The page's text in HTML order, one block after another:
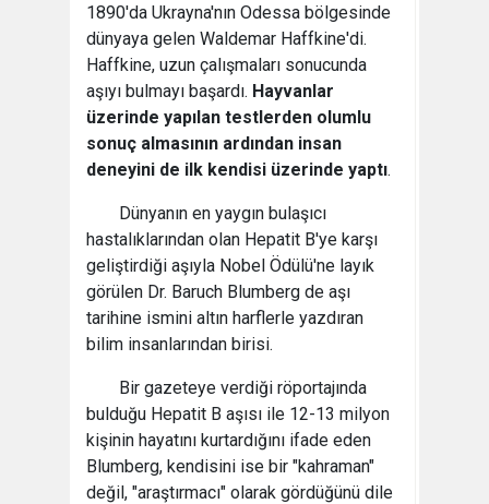
1890'da Ukrayna'nın Odessa bölgesinde
dünyaya gelen Waldemar Haffkine'di.
Haffkine, uzun çalışmaları sonucunda
aşıyı bulmayı başardı. Hayvanlar
üzerinde yapılan testlerden olumlu
sonuç almasının ardından insan
deneyini de ilk kendisi üzerinde yaptı.
Dünyanın en yaygın bulaşıcı
hastalıklarından olan Hepatit B'ye karşı
geliştirdiği aşıyla Nobel Ödülü'ne layık
görülen Dr. Baruch Blumberg de aşı
tarihine ismini altın harflerle yazdıran
bilim insanlarından birisi.
Bir gazeteye verdiği röportajında
bulduğu Hepatit B aşısı ile 12-13 milyon
kişinin hayatını kurtardığını ifade eden
Blumberg, kendisini ise bir "kahraman"
değil, "araştırmacı" olarak gördüğünü dile